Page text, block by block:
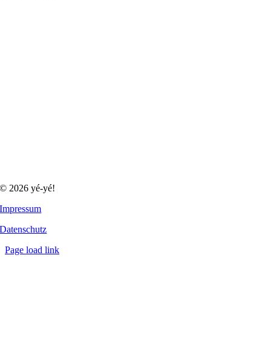
© 2026 yé-yé!
Impressum
Datenschutz
Page load link